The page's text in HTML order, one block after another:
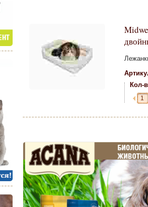
Кол-